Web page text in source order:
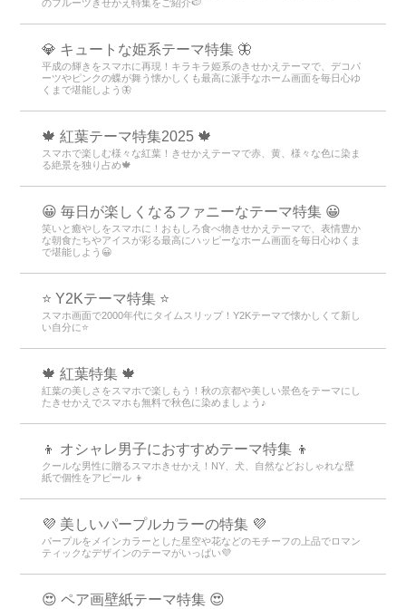
のフルーツきせかえ特集をご紹介🍉
💎 キュートな姫系テーマ特集 🦋
平成の輝きをスマホに再現！キラキラ姫系のきせかえテーマで、デコパ
ーツやピンクの蝶が舞う懐かしくも最高に派手なホーム画面を毎日心ゆ
くまで堪能しよう🦋
🍁 紅葉テーマ特集2025 🍁
スマホで楽しむ様々な紅葉！きせかえテーマで赤、黄、様々な色に染ま
る絶景を独り占め🍁
😀 毎日が楽しくなるファニーなテーマ特集 😀
笑いと癒やしをスマホに！おもしろ食べ物きせかえテーマで、表情豊か
な朝食たちやアイスが彩る最高にハッピーなホーム画面を毎日心ゆくま
で堪能しよう😀
⭐ Y2Kテーマ特集 ⭐
スマホ画面で2000年代にタイムスリップ！Y2Kテーマで懐かしくて新し
い自分に⭐
🍁 紅葉特集 🍁
紅葉の美しさをスマホで楽しもう！秋の京都や美しい景色をテーマにし
たきせかえでスマホも無料で秋色に染めましょう♪
👦 オシャレ男子におすすめテーマ特集 👦
クールな男性に贈るスマホきせかえ！NY、犬、自然などおしゃれな壁
紙で個性をアピール 👦
💜 美しいパープルカラーの特集 💜
パープルをメインカラーとした星空や花などのモチーフの上品でロマン
ティックなデザインのテーマがいっぱい💜
😍 ペア画壁紙テーマ特集 😍